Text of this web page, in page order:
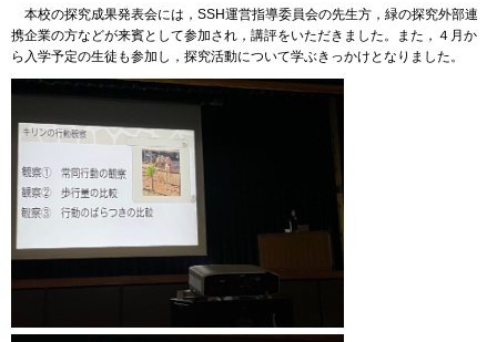
本校の探究成果発表会には，SSH運営指導委員会の先生方，緑の探究外部連
携企業の方などが来賓として参加され，講評をいただきました。また，４月か
ら入学予定の生徒も参加し，探究活動について学ぶきっかけとなりました。